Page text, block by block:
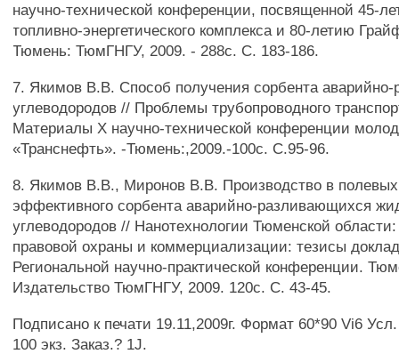
научно-технической конференции, посвященной 45-
топливно-энергетического комплекса и 80-летию
Тюмень: ТюмГНГУ, 2009. - 288с. С. 183-186.
7. Якимов В.В. Способ получения сорбента
углеводородов // Проблемы трубопроводного
Материалы X научно-технической конференции
«Транснефть». -Тюмень:,2009.-100с. С.95-96.
8. Якимов В.В., Миронов В.В. Производство в
эффективного сорбента аварийно-разливающихся
углеводородов // Нанотехнологии Тюменской
правовой охраны и коммерциализации: тезисы
Региональной научно-практической конференции.
Издательство ТюмГНГУ, 2009. 120с. С. 43-45.
Подписано к печати 19.11,2009г. Формат 60*90 Vi6
100 экз. Заказ.? 1J.